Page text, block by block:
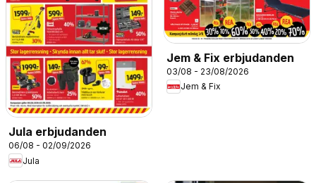
Jula erbjudanden
06/08 - 02/09/2026
Jula
Jem & Fix erbjudanden
03/08 - 23/08/2026
Jem & Fix